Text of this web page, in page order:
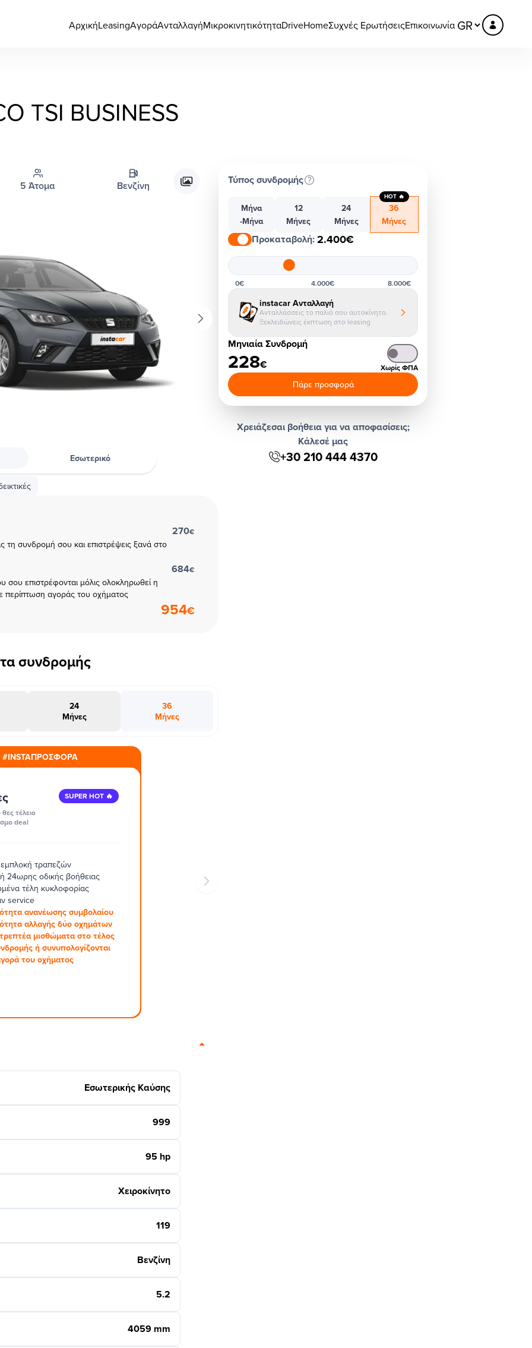
ΑρχικήLeasingΑγοράΑνταλλαγήΜικροκινητικότηταDriveHomeΣυχνές ΕρωτήσειςΕπικοινωνία
TSI BUSINESS
5 Άτομα Βενζίνη
Εσωτερικό
τη συνδρομή σου και επιστρέψεις ξανά στο
270€
επιστρέφονται μόλις ολοκληρωθεί η
περίπτωση αγοράς του οχήματος
684€
954€
συνδρομής
24
Μήνες
36
Μήνες
#INSTAΠΡΟΣΦΟΡΑ
τέλειο
deal
SUPER HOT 🔥
τραπεζών
24ωρης οδικής βοήθειας
τέλη κυκλοφορίας
service
ανανέωσης συμβολαίου
αλλαγής δύο οχημάτων
μισθώματα στο τέλος
ή συνυπολογίζονται
του οχήματος
Εσωτερικής Καύσης
999
95 hp
Χειροκίνητο
119
Βενζίνη
5.2
4059 mm
Τύπος συνδρομής
Μήνα
-Μήνα
12
Μήνες
24
Μήνες
36
Μήνες
HOT 🔥
Προκαταβολή:2.400€
0€ 4.000€ 8.000€
instacar Ανταλλαγή
Ανταλλάσσεις το παλιό σου αυτοκίνητο.
Ξεκλειδώνεις έκπτωση στο leasing
Μηνιαία Συνδρομή
228€ Χωρίς ΦΠΑ
Πάρε προσφορά
Χρειάζεσαι βοήθεια για να αποφασίσεις;
Κάλεσέ μας
+30 210 444 4370